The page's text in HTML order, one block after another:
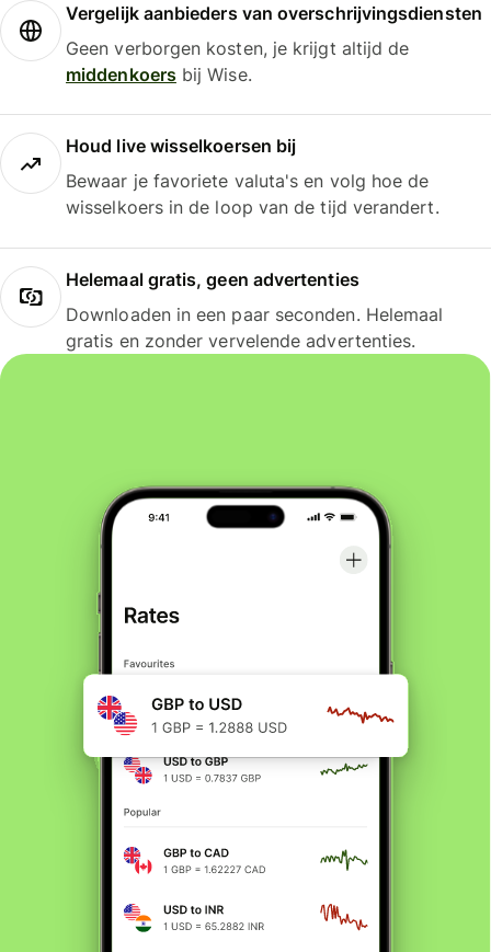
Vergelijk aanbieders van overschrijvingsdiensten
Geen verborgen kosten, je krijgt altijd de
middenkoersbij Wise.
Houd live wisselkoersen bij
Bewaar je favoriete valuta's en volg hoe de
wisselkoers in de loop van de tijd verandert.
Helemaal gratis, geen advertenties
Downloaden in een paar seconden. Helemaal
gratis en zonder vervelende advertenties.